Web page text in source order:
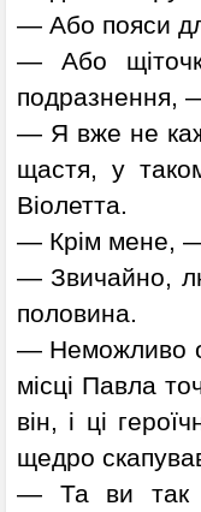
— Або пояси
— Або
подразнення,
— Я вже не
щастя, у
Віолетта.
— Крім мене, —
— Звичайно,
половина.
— Неможливо
місці Павла
він, і ці
щедро
— Та ви так